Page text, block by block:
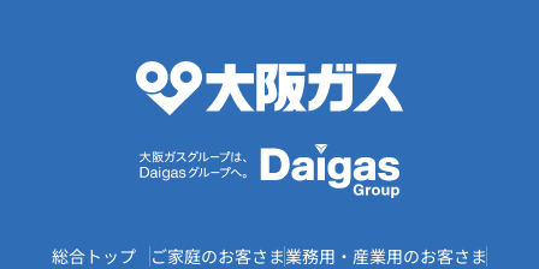
総合トップ ご家庭のお客さま業務用・産業用のお客さま